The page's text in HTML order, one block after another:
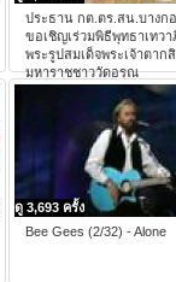
ประธาน กต.ตร.สน.บางก
ขอเชิญเร่วมพิธีพุทธาเทวา
พระรูปสมเด็จพระเจ้าตาก
มหาราชชาววัดอรุณ
ดู 3,693 ครั้ง
Bee Gees (2/32) - Alone